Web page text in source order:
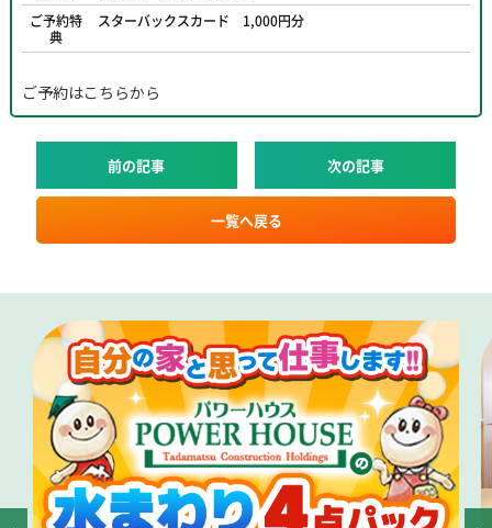
ご予約特
典
スターバックスカード 1,000円分
ご予約はこちらから
前の記事 次の記事
一覧へ戻る